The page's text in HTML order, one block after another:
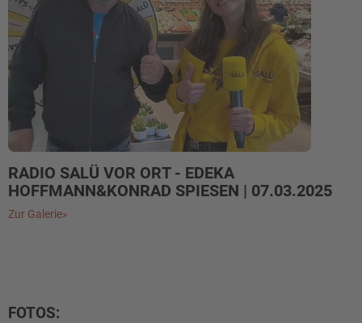
RADIO SALÜ VOR ORT - EDEKA
HOFFMANN&KONRAD SPIESEN | 07.03.2025
Zur Galerie»
FOTOS: